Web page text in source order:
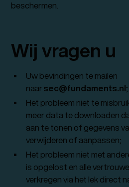
beschermen.
Wij vragen u
Uw bevindingen te mailen
naar sec@fundaments.nl;
Het probleem niet te
meer data te downloaden
aan te tonen of gegevens
verwijderen of aanpassen;
Het probleem niet met
is opgelost en alle
verkregen via het lek direct